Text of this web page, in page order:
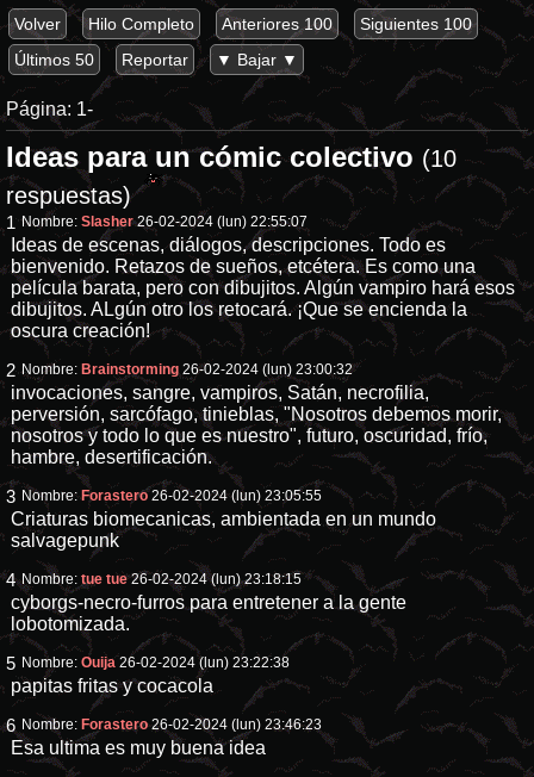
Volver Hilo Completo Anteriores 100
Siguientes 100
Últimos 50
Reportar ▼ Bajar ▼
Página: 1-
Ideas para un cómic colectivo (10
respuestas)
1 Nombre:Slasher 26-02-2024 (lun) 22:55:07
Ideas de escenas, diálogos, descripciones. Todo es
bienvenido. Retazos de sueños, etcétera. Es como una
película barata, pero con dibujitos. Algún vampiro hará esos
dibujitos. ALgún otro los retocará. ¡Que se encienda la
oscura creación!
2 Nombre: Brainstorming 26-02-2024 (lun) 23:00:32
invocaciones, sangre, vampiros, Satán, necrofilia,
perversión, sarcófago, tinieblas, "Nosotros debemos morir,
nosotros y todo lo que es nuestro", futuro, oscuridad, frío,
hambre, desertificación.
3 Nombre: Forastero26-02-2024 (lun) 23:05:55
Criaturas biomecanicas, ambientada en un mundo
salvagepunk
4 Nombre:tue tue 26-02-2024 (lun) 23:18:15
cyborgs-necro-furros para entretener a la gente
lobotomizada.
5 Nombre:Ouija 26-02-2024 (lun) 23:22:38
papitas fritas y cocacola
6 Nombre: Forastero 26-02-2024 (lun) 23:46:23
Esa ultima es muy buena idea